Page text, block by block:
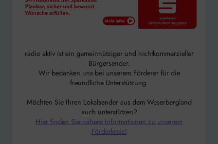
radio aktiv ist ein gemeinnütziger und nichtkommerzieller
Bürgersender.
Wir bedanken uns bei unserem Förderer für die
freundliche Unterstützung.
Möchten Sie Ihren Lokalsender aus dem Weserbergland
auch unterstützen?
Hier finden Sie nähere Informationen zu unserem
Förderkreis!